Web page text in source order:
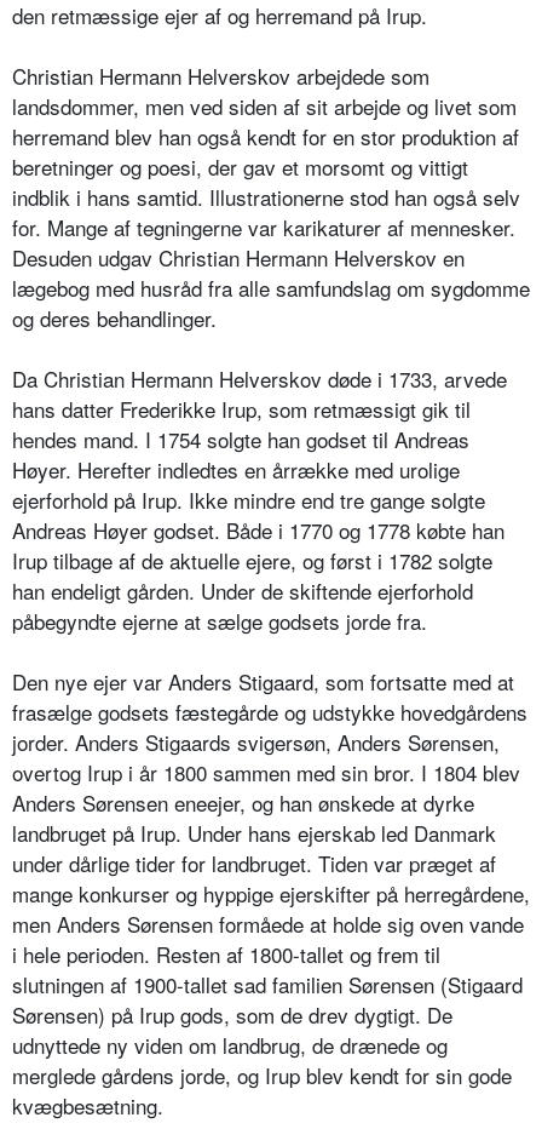
den retmæssige ejer af og herremand på Irup.
Christian Hermann Helverskov arbejdede som
landsdommer, men ved siden af sit arbejde og livet som
herremand blev han også kendt for en stor produktion af
beretninger og poesi, der gav et morsomt og vittigt
indblik i hans samtid. Illustrationerne stod han også selv
for. Mange af tegningerne var karikaturer af mennesker.
Desuden udgav Christian Hermann Helverskov en
lægebog med husråd fra alle samfundslag om sygdomme
og deres behandlinger.
Da Christian Hermann Helverskov døde i 1733, arvede
hans datter Frederikke Irup, som retmæssigt gik til
hendes mand. I 1754 solgte han godset til Andreas
Høyer. Herefter indledtes en årrække med urolige
ejerforhold på Irup. Ikke mindre end tre gange solgte
Andreas Høyer godset. Både i 1770 og 1778 købte han
Irup tilbage af de aktuelle ejere, og først i 1782 solgte
han endeligt gården. Under de skiftende ejerforhold
påbegyndte ejerne at sælge godsets jorde fra.
Den nye ejer var Anders Stigaard, som fortsatte med at
frasælge godsets fæstegårde og udstykke hovedgårdens
jorder. Anders Stigaards svigersøn, Anders Sørensen,
overtog Irup i år 1800 sammen med sin bror. I 1804 blev
Anders Sørensen eneejer, og han ønskede at dyrke
landbruget på Irup. Under hans ejerskab led Danmark
under dårlige tider for landbruget. Tiden var præget af
mange konkurser og hyppige ejerskifter på herregårdene,
men Anders Sørensen formåede at holde sig oven vande
i hele perioden. Resten af 1800-tallet og frem til
slutningen af 1900-tallet sad familien Sørensen (Stigaard
Sørensen) på Irup gods, som de drev dygtigt. De
udnyttede ny viden om landbrug, de drænede og
merglede gårdens jorde, og Irup blev kendt for sin gode
kvægbesætning.